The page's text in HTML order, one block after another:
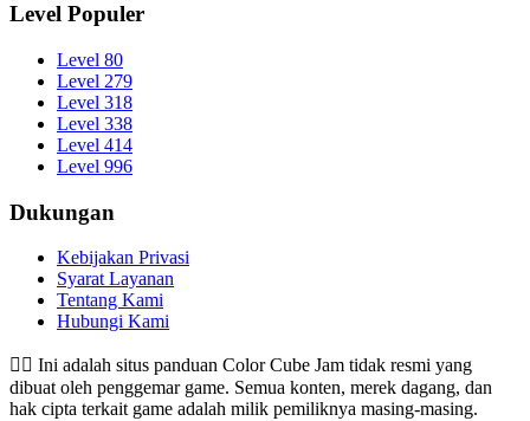
Level Populer
Level 80
Level 279
Level 318
Level 338
Level 414
Level 996
Dukungan
Kebijakan Privasi
Syarat Layanan
Tentang Kami
Hubungi Kami
👉🏻 Ini adalah situs panduan Color Cube Jam tidak resmi yang
dibuat oleh penggemar game. Semua konten, merek dagang, dan
hak cipta terkait game adalah milik pemiliknya masing-masing.